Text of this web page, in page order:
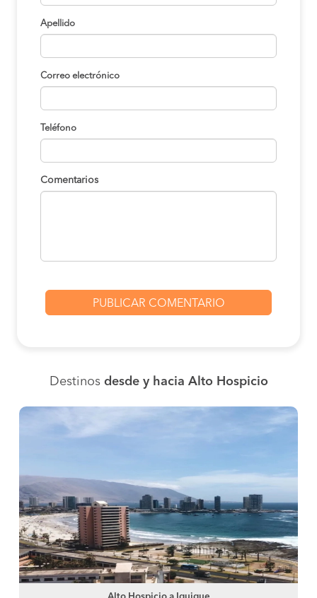
Apellido
Correo electrónico
Teléfono
Comentarios
Destinos desde y hacia Alto Hospicio